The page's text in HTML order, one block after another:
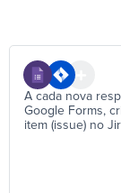
A cada nova
Google Forms,
item (issue) no